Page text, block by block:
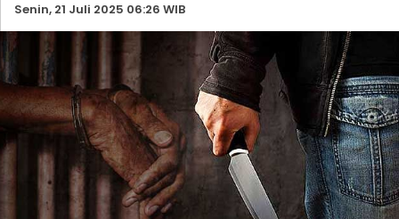
Senin, 21 Juli 2025 06:26 WIB